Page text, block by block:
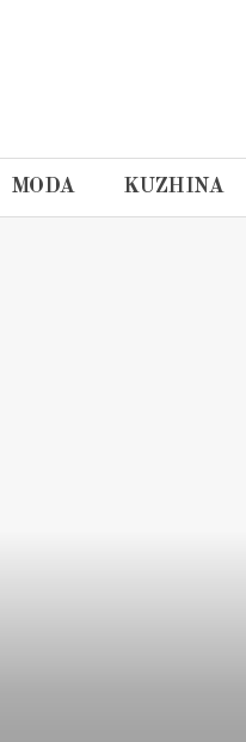
MODA KUZHINA